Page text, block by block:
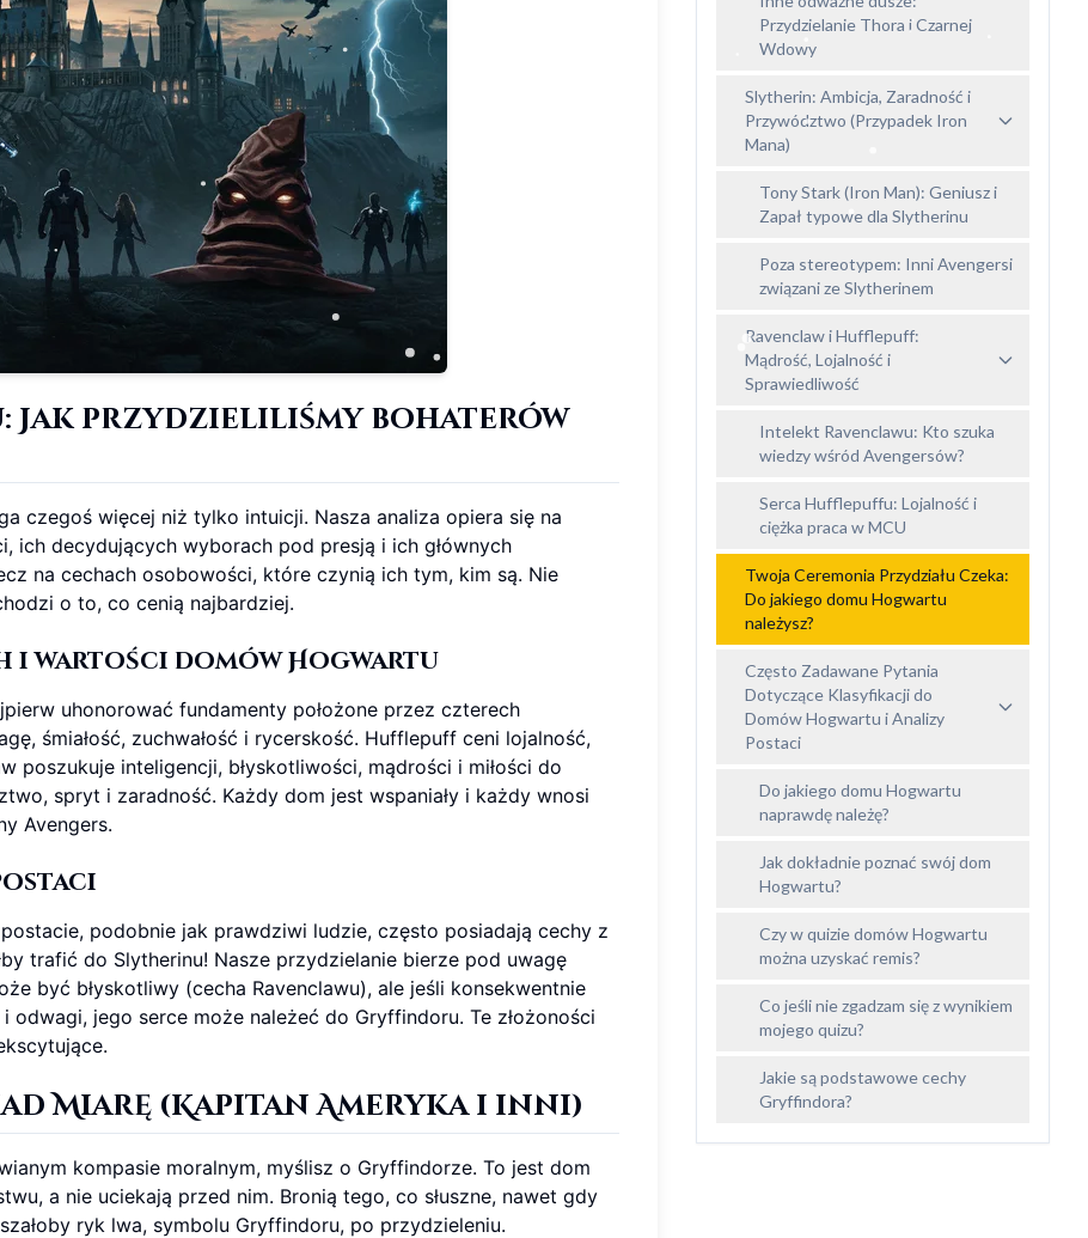
Jak przydzieliliśmy bohaterów
czegoś więcej niż tylko intuicji. Nasza analiza opiera się na
ich decydujących wyborach pod presją i ich głównych
na cechach osobowości, które czynią ich tym, kim są. Nie
o to, co cenią najbardziej.
i wartości domów Hogwartu
uhonorować fundamenty położone przez czterech
śmiałość, zuchwałość i rycerskość. Hufflepuff ceni lojalność,
poszukuje inteligencji, błyskotliwości, mądrości i miłości do
spryt i zaradność. Każdy dom jest wspaniały i każdy wnosi
Avengers.
podobnie jak prawdziwi ludzie, często posiadają cechy z
trafić do Slytherinu! Nasze przydzielanie bierze pod uwagę
być błyskotliwy (cecha Ravenclawu), ale jeśli konsekwentnie
jego serce może należeć do Gryffindoru. Te złożoności
Miarę (Kapitan Ameryka i inni)
kompasie moralnym, myślisz o Gryffindorze. To jest dom
a nie uciekają przed nim. Bronią tego, co słuszne, nawet gdy
ryk lwa, symbolu Gryffindoru, po przydzieleniu.
Przydzielanie Thora i Czarnej
Wdowy
Slytherin: Ambicja, Zaradność i
Przywództwo (Przypadek Iron
Mana)
Tony Stark (Iron Man): Geniusz i
Zapał typowe dla Slytherinu
Poza stereotypem: Inni Avengersi
związani ze Slytherinem
Ravenclaw i Hufflepuff:
Mądrość, Lojalność i
Sprawiedliwość
Intelekt Ravenclawu: Kto szuka
wiedzy wśród Avengersów?
Serca Hufflepuffu: Lojalność i
ciężka praca w MCU
Twoja Ceremonia Przydziału Czeka:
Do jakiego domu Hogwartu
należysz?
Często Zadawane Pytania
Dotyczące Klasyfikacji do
Domów Hogwartu i Analizy
Postaci
Do jakiego domu Hogwartu
naprawdę należę?
Jak dokładnie poznać swój dom
Hogwartu?
Czy w quizie domów Hogwartu
można uzyskać remis?
Co jeśli nie zgadzam się z wynikiem
mojego quizu?
Jakie są podstawowe cechy
Gryffindora?